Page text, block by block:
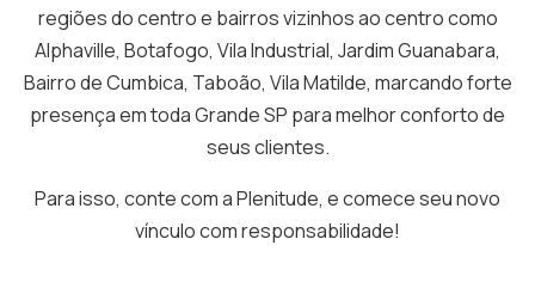
regiões do centro e bairros vizinhos ao centro como
Alphaville, Botafogo, Vila Industrial, Jardim Guanabara,
Bairro de Cumbica, Taboão, Vila Matilde, marcando forte
presença em toda Grande SP para melhor conforto de
seus clientes.
Para isso, conte com a Plenitude, e comece seu novo
vínculo com responsabilidade!